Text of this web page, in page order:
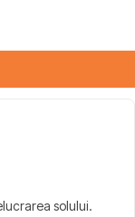
solului.